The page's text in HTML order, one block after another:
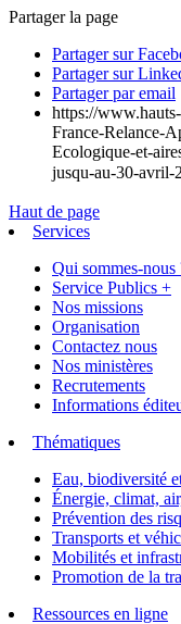
Partager la page
Partager sur
Partager sur
Partager par email
https://
France-Relance-
Ecologique-et-
jusqu-au-30-avril-
Haut de page
Services
Qui sommes-nous
Service Publics +
Nos missions
Organisation
Contactez nous
Nos ministères
Recrutements
Informations
Thématiques
Eau, biodiversité
Énergie, climat,
Prévention des
Transports et
Mobilités et
Promotion de la
Ressources en ligne